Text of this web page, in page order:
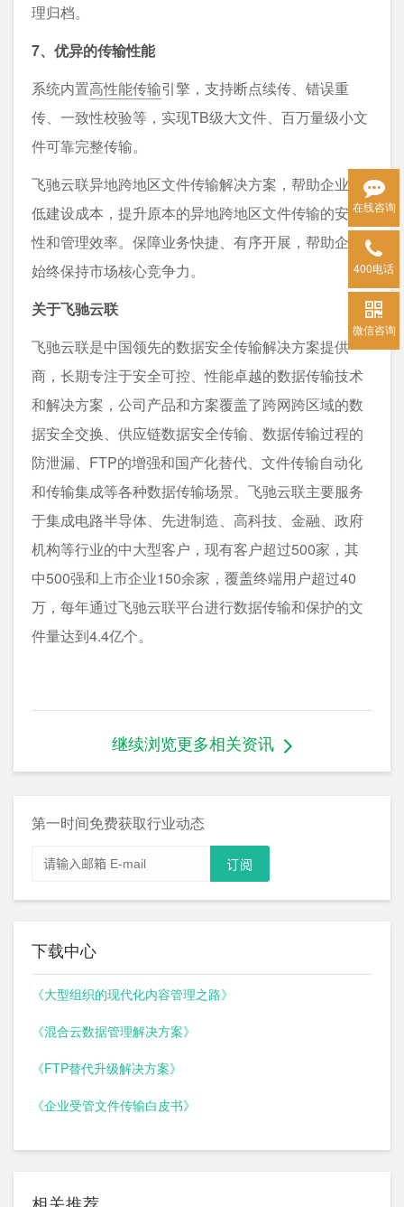
理归档。
7、优异的传输性能
系统内置高性能传输引擎，支持断点续传、错误重
传、一致性校验等，实现TB级大文件、百万量级小文
件可靠完整传输。
飞驰云联异地跨地区文件传输解决方案，帮助企业降
低建设成本，提升原本的异地跨地区文件传输的安全
性和管理效率。保障业务快捷、有序开展，帮助企业
始终保持市场核心竞争力。
关于飞驰云联
飞驰云联是中国领先的数据安全传输解决方案提供
商，长期专注于安全可控、性能卓越的数据传输技术
和解决方案，公司产品和方案覆盖了跨网跨区域的数
据安全交换、供应链数据安全传输、数据传输过程的
防泄漏、FTP的增强和国产化替代、文件传输自动化
和传输集成等各种数据传输场景。飞驰云联主要服务
于集成电路半导体、先进制造、高科技、金融、政府
机构等行业的中大型客户，现有客户超过500家，其
中500强和上市企业150余家，覆盖终端用户超过40
万，每年通过飞驰云联平台进行数据传输和保护的文
件量达到4.4亿个。
继续浏览更多相关资讯
第一时间免费获取行业动态
下载中心
《大型组织的现代化内容管理之路》
《混合云数据管理解决方案》
《FTP替代升级解决方案》
《企业受管文件传输白皮书》
在线咨询
400电话
微信咨询